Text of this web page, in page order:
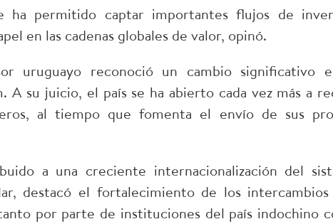
ha permitido captar importantes flujos de
en las cadenas globales de valor, opinó.
uruguayo reconoció un cambio significativo
A su juicio, el país se ha abierto cada vez más a
al tiempo que fomenta el envío de sus
a una creciente internacionalización del
destacó el fortalecimiento de los
por parte de instituciones del país indochino